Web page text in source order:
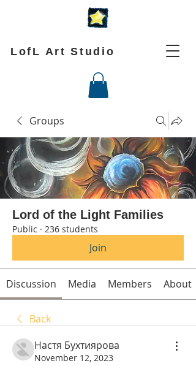
LofL Art Studio
Groups
Lord of the Light Families
Public · 236 students
Join
Discussion Media Members About
Back
Настя Бухтиярова
November 12, 2023